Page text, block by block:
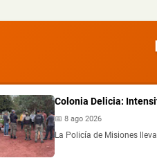
Colonia Delicia:
📅 8 ago 2026
La Policía de Misiones